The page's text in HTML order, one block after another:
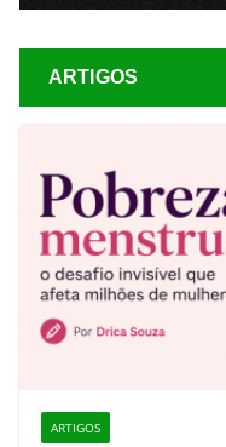
ARTIGOS
ARTIGOS